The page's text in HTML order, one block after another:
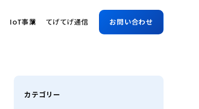
IoT事業 てげてげ通信 お問い合わせ
カテゴリー